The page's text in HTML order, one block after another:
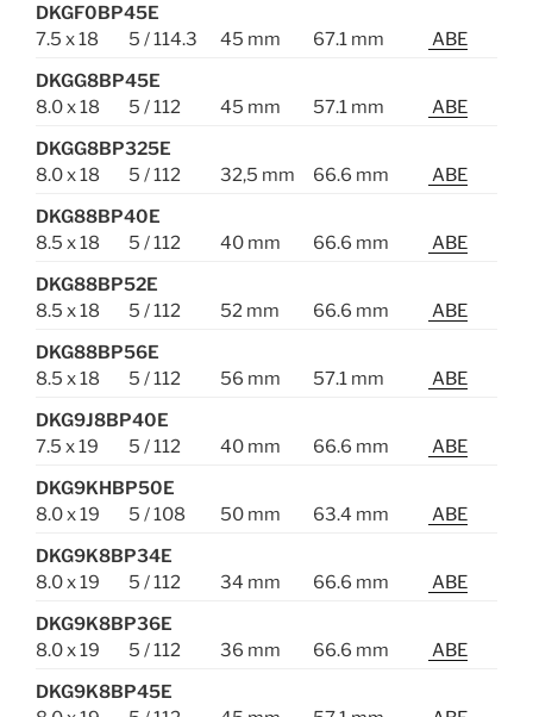
DKGF0BP45E
7.5 x 18
5 / 114.3 45 mm 67.1 mm
ABE
DKGG8BP45E
8.0 x 18
5 / 112 45 mm 57.1 mm
ABE
DKGG8BP325E
8.0 x 18
5 / 112 32,5 mm 66.6 mm
ABE
DKG88BP40E
8.5 x 18
5 / 112 40 mm 66.6 mm
ABE
DKG88BP52E
8.5 x 18
5 / 112 52 mm 66.6 mm
ABE
DKG88BP56E
8.5 x 18
5 / 112 56 mm 57.1 mm
ABE
DKG9J8BP40E
7.5 x 19
5 / 112 40 mm 66.6 mm
ABE
DKG9KHBP50E
8.0 x 19
5 / 108 50 mm 63.4 mm
ABE
DKG9K8BP34E
8.0 x 19
5 / 112 34 mm 66.6 mm
ABE
DKG9K8BP36E
8.0 x 19
5 / 112 36 mm 66.6 mm
ABE
DKG9K8BP45E